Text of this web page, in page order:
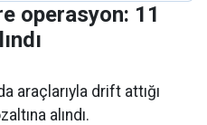
operasyon: 11
araçlarıyla drift attığı
alındı.